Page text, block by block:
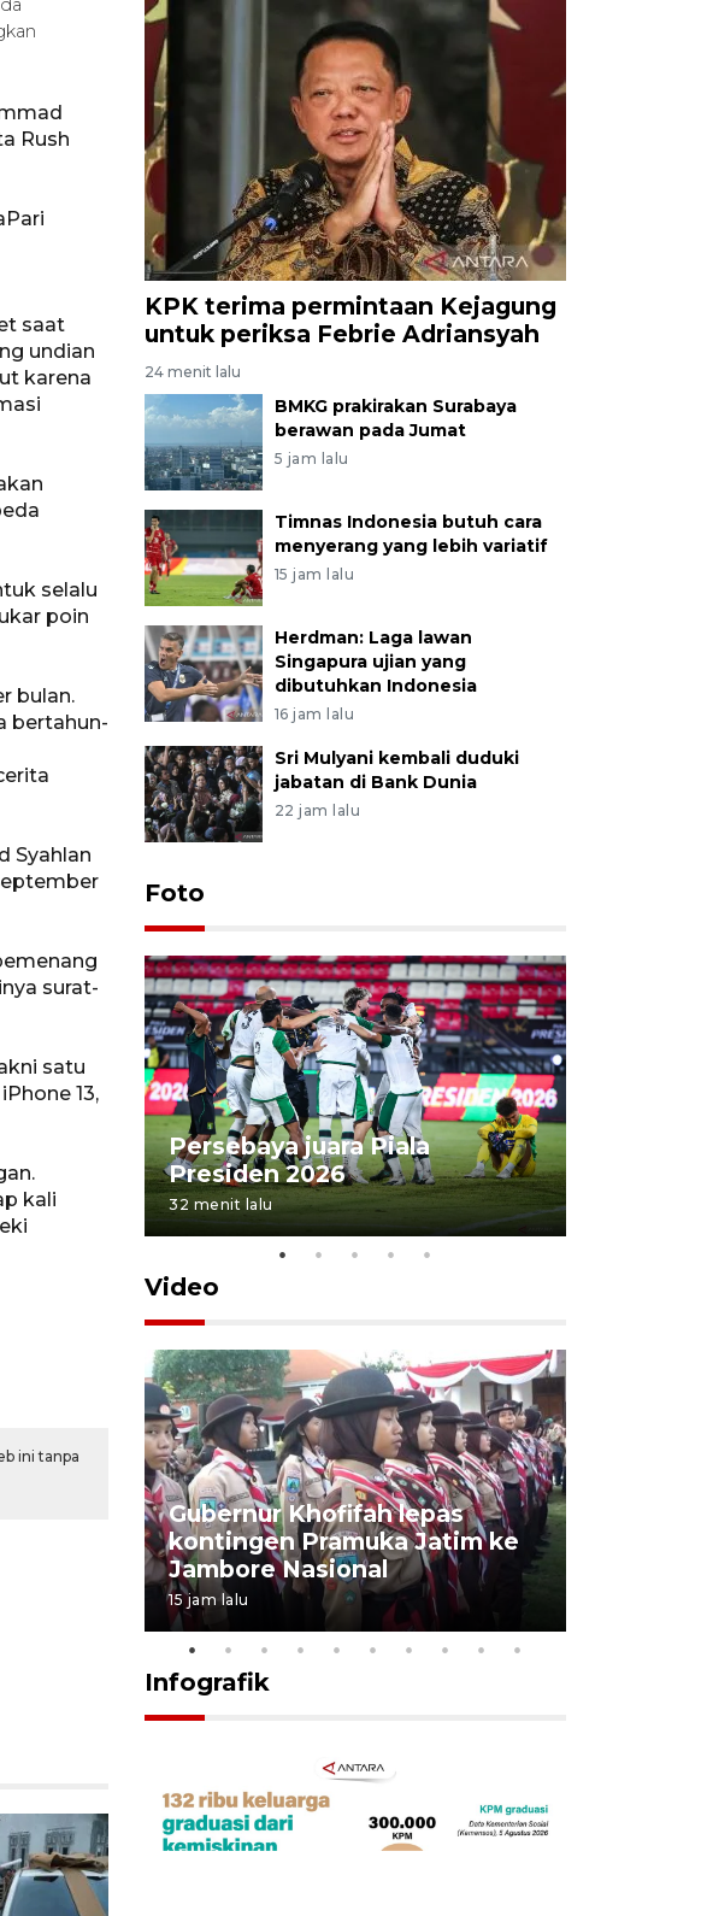
Rush
saat
undian
karena
selalu
poin
bulan.
bertahun-
Syahlan
surat-
satu
13,
kali
ini tanpa
KPK terima permintaan Kejagung
untuk periksa Febrie Adriansyah
24 menit lalu
BMKG prakirakan Surabaya
berawan pada Jumat
5 jam lalu
Timnas Indonesia butuh cara
menyerang yang lebih variatif
15 jam lalu
Herdman: Laga lawan
Singapura ujian yang
dibutuhkan Indonesia
16 jam lalu
Sri Mulyani kembali duduki
jabatan di Bank Dunia
22 jam lalu
Foto
Persebaya juara Piala
Presiden 2026
32 menit lalu
Video
Gubernur Khofifah lepas
kontingen Pramuka Jatim ke
Jambore Nasional
15 jam lalu
Infografik